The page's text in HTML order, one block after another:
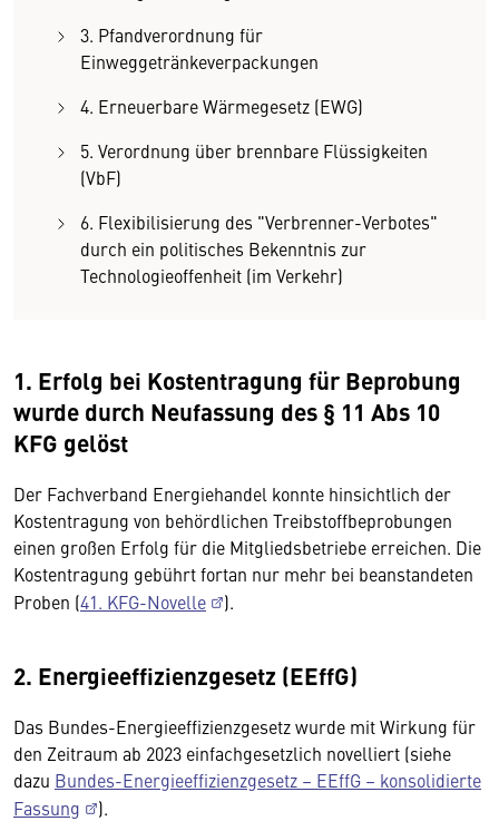
3. Pfandverordnung für
Einweggetränkeverpackungen
4. Erneuerbare Wärmegesetz (EWG)
5. Verordnung über brennbare Flüssigkeiten
(VbF)
6. Flexibilisierung des "Verbrenner-Verbotes"
durch ein politisches Bekenntnis zur
Technologieoffenheit (im Verkehr)
1. Erfolg bei Kostentragung für Beprobung
wurde durch Neufassung des § 11 Abs 10
KFG gelöst
Der Fachverband Energiehandel konnte hinsichtlich der
Kostentragung von behördlichen Treibstoffbeprobungen
einen großen Erfolg für die Mitgliedsbetriebe erreichen. Die
Kostentragung gebührt fortan nur mehr bei beanstandeten
Proben (41. KFG-Novelle ).
2. Energieeffizienzgesetz (EEffG)
Das Bundes-Energieeffizienzgesetz wurde mit Wirkung für
den Zeitraum ab 2023 einfachgesetzlich novelliert (siehe
dazu Bundes-Energieeffizienzgesetz – EEffG – konsolidierte
Fassung
).